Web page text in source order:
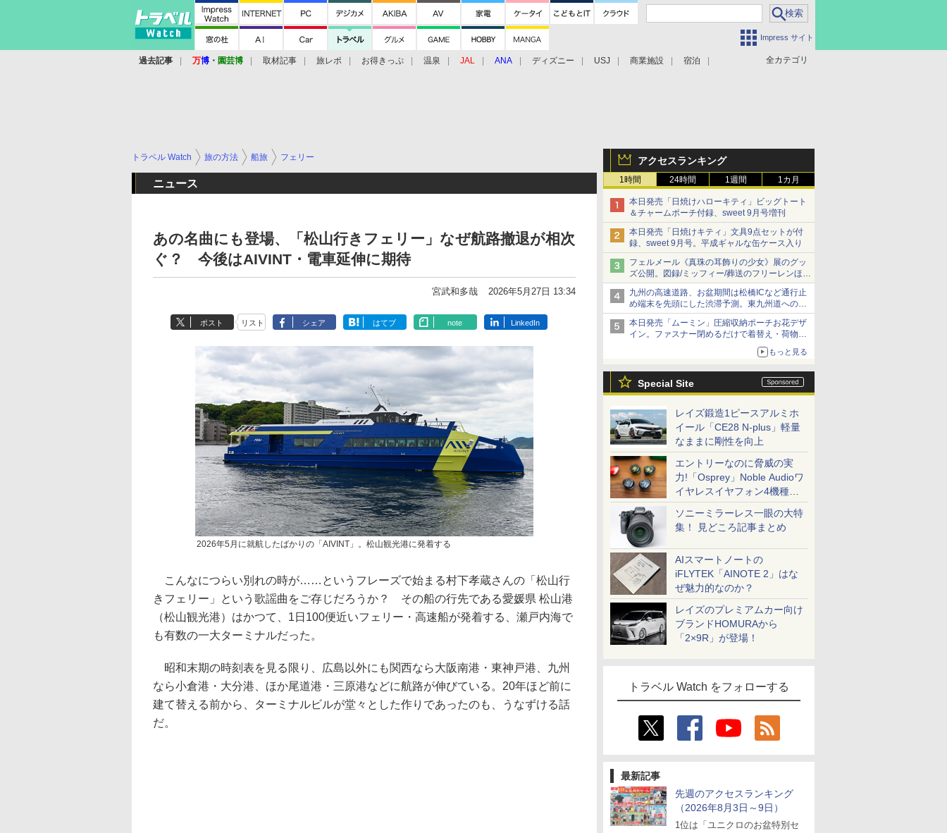
Impress サイト
全カテゴリ
過去記事 万博 ・ 園芸博 取材記事 旅レポ お得きっぷ 温泉 JAL ANA ディズニー USJ 商業施設 宿泊
アクセスランキング
1時間 24時間 1週間 1カ月
本日発売「日焼けハローキティ」ビッグトート
＆チャームポーチ付録、sweet 9月号増刊
本日発売「日焼けキティ」文具9点セットが付
録、sweet 9月号。平成ギャルな缶ケース入り
フェルメール《真珠の耳飾りの少女》展のグッ
ズ公開。図録/ミッフィー/葬送のフリーレンほ
か、注目ブランドコラボが実現
九州の高速道路、お盆期間は松橋ICなど通行止
め端末を先頭にした渋滞予測。東九州道への迂
回は料金調整を実施
本日発売「ムーミン」圧縮収納ポーチお花デザ
イン。ファスナー閉めるだけで着替え・荷物が
もっと見る
Special Site
レイズ鍛造1ピースアルミホ
イール「CE28 N-plus」軽量
なままに剛性を向上
エントリーなのに脅威の実
力!「Osprey」Noble Audioワ
イヤレスイヤフォン4機種を
一気に聴く
ソニーミラーレス一眼の大特
集！ 見どころ記事まとめ
AIスマートノートの
iFLYTEK「AINOTE 2」はな
ぜ魅力的なのか？
レイズのプレミアムカー向け
ブランドHOMURAから
「2×9R」が登場！
トラベル Watch をフォローする
最新記事
先週のアクセスランキング
（2026年8月3日～9日）
1位は「ユニクロのお盆特別セ
トラベル Watch 旅の方法 船旅 フェリー
ニュース
あの名曲にも登場、「松山行きフェリー」なぜ航路撤退が相次
ぐ？ 今後はAIVINT・電車延伸に期待
宮武和多哉 2026年5月27日 13:34
ポスト リスト シェア はてブ note LinkedIn
2026年5月に就航したばかりの「AIVINT」。松山観光港に発着する
こんなにつらい別れの時が……というフレーズで始まる村下孝蔵さんの「松山行
きフェリー」という歌謡曲をご存じだろうか？ その船の行先である愛媛県 松山港
（松山観光港）はかつて、1日100便近いフェリー・高速船が発着する、瀬戸内海で
も有数の一大ターミナルだった。
昭和末期の時刻表を見る限り、広島以外にも関西なら大阪南港・東神戸港、九州
なら小倉港・大分港、ほか尾道港・三原港などに航路が伸びている。20年ほど前に
建て替える前から、ターミナルビルが堂々とした作りであったのも、うなずける話
だ。